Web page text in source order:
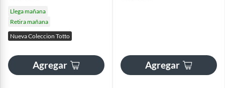
Llega mañana
Retira mañana
Nueva Coleccion Totto
Agregar Agregar